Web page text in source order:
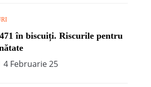
în biscuiți. Riscurile pentru
4 Februarie 25